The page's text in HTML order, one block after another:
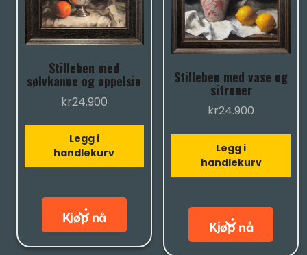
Stilleben med
sølvkanne og appelsin
kr24.900
Legg i
handlekurv
Stilleben med vase og
sitroner
kr24.900
Legg i
handlekurv